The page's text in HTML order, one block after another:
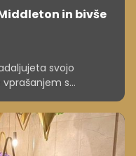
in bivše
svojo
s
bivšo soprogo Billa